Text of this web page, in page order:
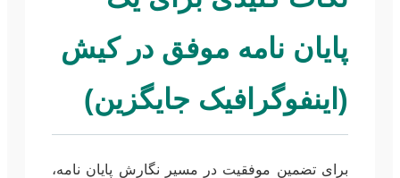
پایان نامه موفق در کیش
(اینفوگرافیک جایگزین)
برای تضمین موفقیت در مسیر نگارش پایان نامه،